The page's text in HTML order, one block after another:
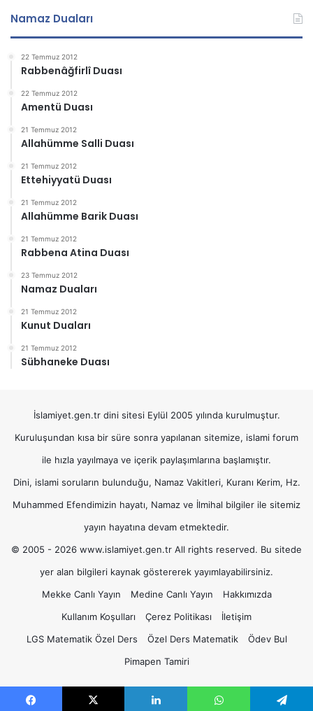
Namaz Duaları
22 Temmuz 2012
Rabbenâğfirlî Duası
22 Temmuz 2012
Amentü Duası
21 Temmuz 2012
Allahümme Salli Duası
21 Temmuz 2012
Ettehiyyatü Duası
21 Temmuz 2012
Allahümme Barik Duası
21 Temmuz 2012
Rabbena Atina Duası
23 Temmuz 2012
Namaz Duaları
21 Temmuz 2012
Kunut Duaları
21 Temmuz 2012
Sübhaneke Duası
İslamiyet.gen.tr dini sitesi Eylül 2005 yılında kurulmuştur.
Kuruluşundan kısa bir süre sonra yapılanan sitemize, islami forum
ile hızla yayılmaya ve içerik paylaşımlarına başlamıştır.
Dini, islami soruların bulunduğu, Namaz Vakitleri, Kuranı Kerim, Hz.
Muhammed Efendimizin hayatı, Namaz ve İlmihal bilgiler ile sitemiz
yayın hayatına devam etmektedir.
© 2005 - 2026 www.islamiyet.gen.tr All rights reserved. Bu sitede
yer alan bilgileri kaynak göstererek yayımlayabilirsiniz.
Mekke Canlı Yayın
Medine Canlı Yayın
Hakkımızda
Kullanım Koşulları
Çerez Politikası
İletişim
LGS Matematik Özel Ders
Özel Ders Matematik
Ödev Bul
Pimapen Tamiri